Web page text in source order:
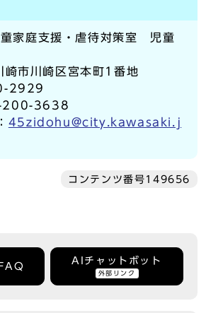
家庭支援・虐待対策室 児童
市川崎区宮本町1番地
2929
200-3638
45zidohu@city.kawasaki.j
コンテンツ番号149656
AIチャットボット
外部リンク